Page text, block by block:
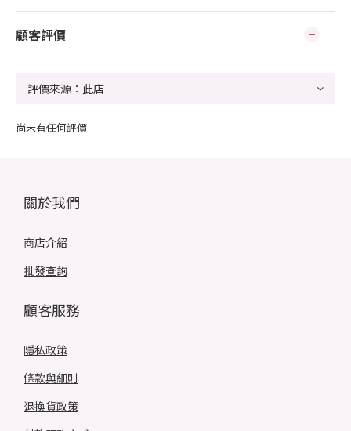
顧客評價
尚未有任何評價
關於我們
商店介紹
批發查詢
顧客服務
隱私政策
條款與細則
退換貨政策